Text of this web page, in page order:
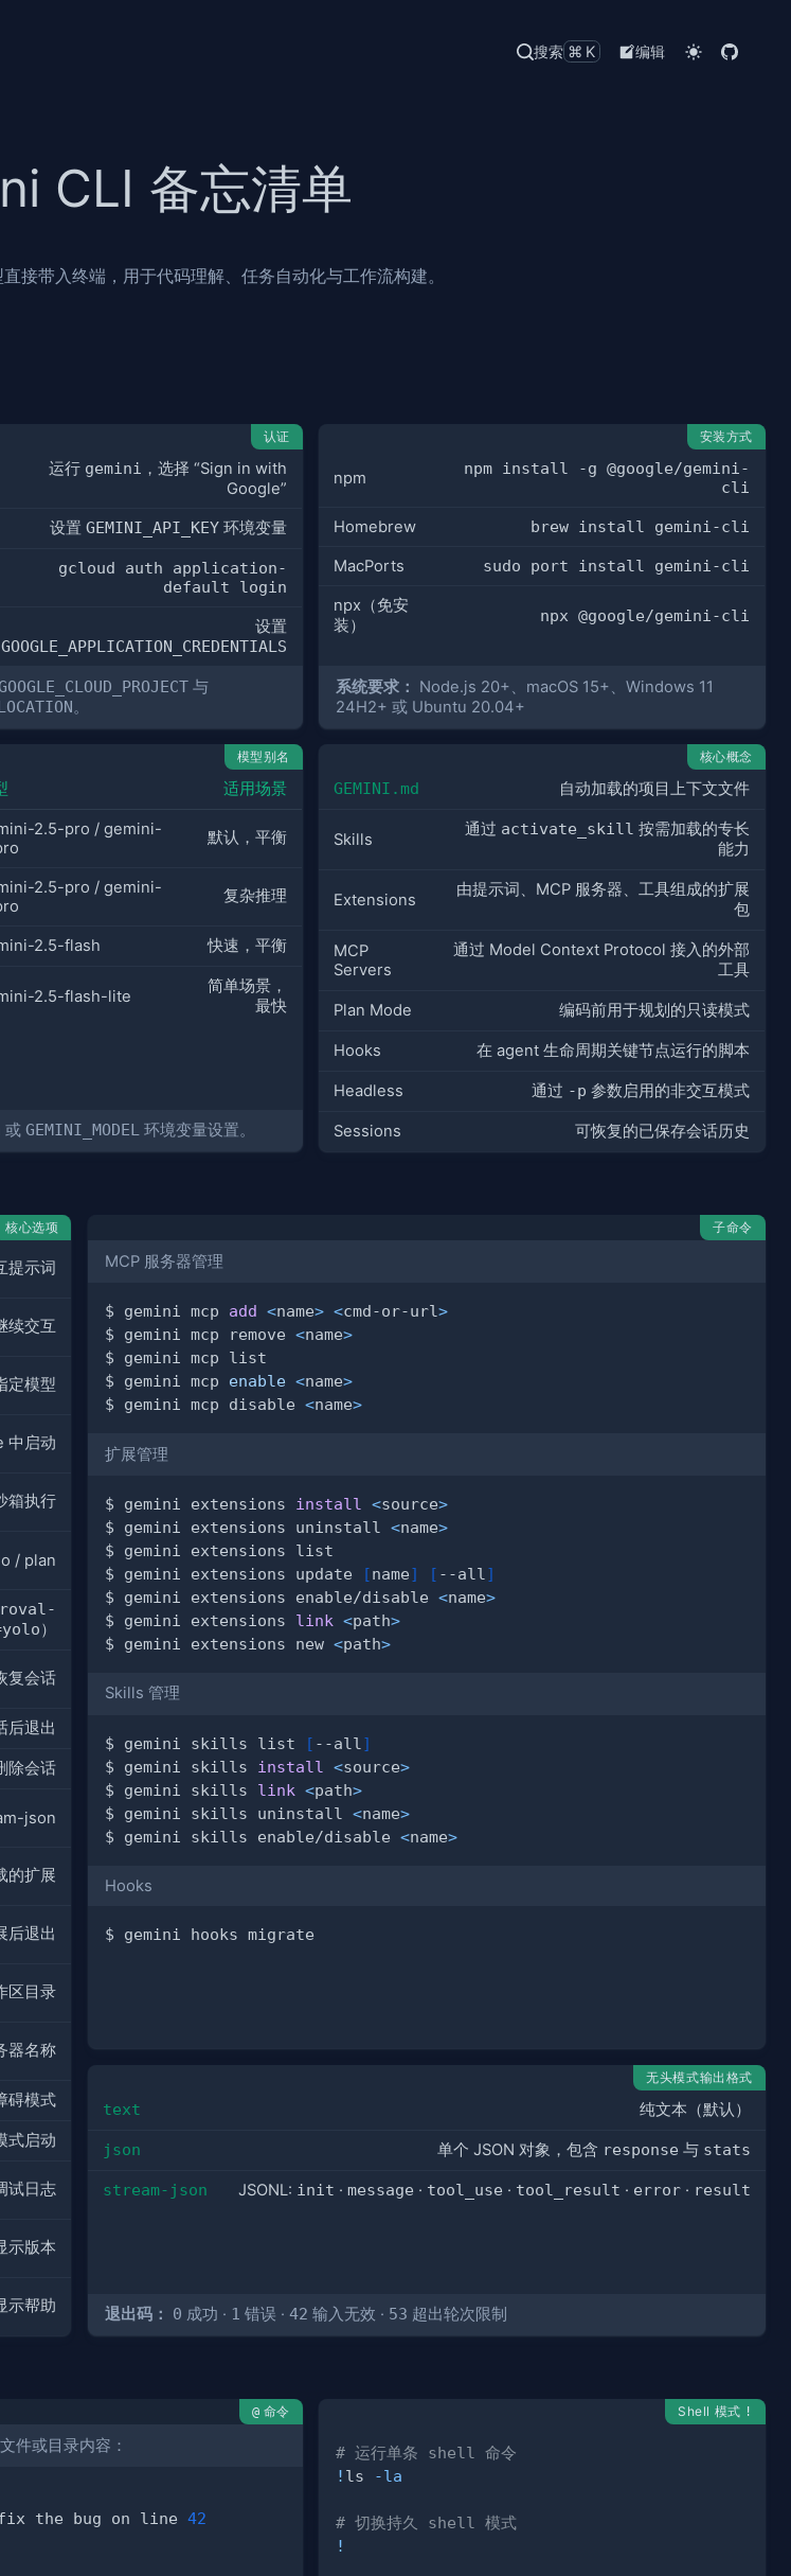
搜索 ⌘K 编辑
CLI 备忘清单
接带入终端，用于代码理解、任务自动化与工作流构建。
认证
运行 gemini ，选择 “Sign in with
Google”
设置GEMINI_API_KEY 环境变量
gcloud auth application-
default login
设置
GOOGLE_APPLICATION_CREDENTIALS
与
。
安装方式
npm
npm install -g @google/gemini-
cli
Homebrew brew install gemini-cli
MacPorts sudo port install gemini-cli
npx（免安
装）
npx @google/gemini-cli
系统要求：
Node.js 20+、macOS 15+、Windows 11
24H2+ 或 Ubuntu 20.04+
模型别名
适用场景
2.5-pro / gemini-
默认，平衡
2.5-pro / gemini-
复杂推理
2.5-flash 快速，平衡
2.5-flash-lite
简单场景，
最快
或GEMINI_MODEL 环境变量设置。
核心概念
GEMINI.md 自动加载的项目上下文文件
Skills
通过 activate_skill 按需加载的专长
能力
Extensions
由提示词、MCP 服务器、工具组成的扩展
包
MCP
Servers
通过 Model Context Protocol 接入的外部
工具
Plan Mode 编码前用于规划的只读模式
Hooks 在 agent 生命周期关键节点运行的脚本
Headless 通过 -p 参数启用的非交互模式
Sessions 可恢复的已保存会话历史
核心选项
提示词
续交互
定模型
中启动
箱执行
/ plan
）
复会话
后退出
除会话
json
的扩展
后退出
区目录
器名称
碍模式
式启动
试日志
示版本
示帮助
子命令
MCP 服务器管理
$ gemini mcp add <name> <cmd-or-url>
$ gemini mcp remove <name>
$ gemini mcp enable <name>
$ gemini mcp disable <name>
扩展管理
$ gemini extensions install <source>
$ gemini extensions uninstall <name>
$ gemini extensions update
[name] [ --all ]
$ gemini extensions enable/disable <name>
$ gemini extensions link <path>
$ gemini extensions new <path>
Skills 管理
$ gemini skills list [ --all ]
$ gemini skills install <source>
$ gemini skills link <path>
$ gemini skills uninstall <name>
$ gemini skills enable/disable <name>
Hooks
无头模式输出格式
text 纯文本（默认）
json 单个 JSON 对象，包含 response 与 stats
stream-json JSONL: init · message · tool_use · tool_result · error· result
退出码： 0 成功 · 1 错误 · 42 输入无效 · 53 超出轮次限制
@ 命令
件或目录内容：
fix the bug on line 42
Shell 模式 !
# 运行单条 shell 命令
! ls -la
# 切换持久 shell 模式
!